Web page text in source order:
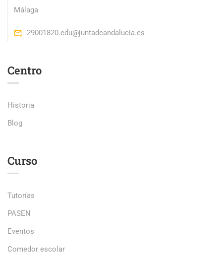
Málaga
29001820.edu@juntadeandalucia.es
Centro
Historia
Blog
Curso
Tutorías
PASEN
Eventos
Comedor escolar